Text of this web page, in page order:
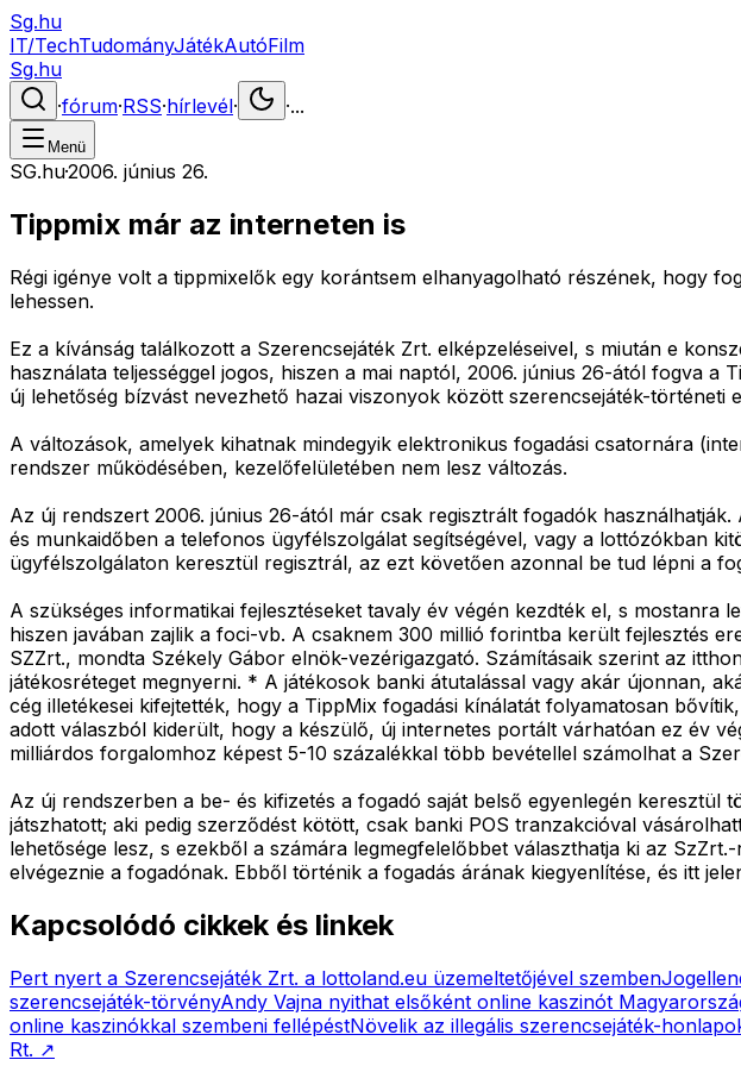
Sg.hu
IT/TechTudományJátékAutóFilm
Sg.hu
·fórum·RSS·hírlevél· ·...
Menü
SG.hu·2006. június 26.
Tippmix már az interneten is
Régi igénye volt a tippmixelők egy korántsem elhanyagolható részének, hogy
lehessen.
Ez a kívánság találkozott a Szerencsejáték Zrt. elképzeléseivel, s miután e
használata teljességgel jogos, hiszen a mai naptól, 2006. június 26-ától fogva
új lehetőség bízvást nevezhető hazai viszonyok között szerencsejáték-történeti
A változások, amelyek kihatnak mindegyik elektronikus fogadási csatornára
rendszer működésében, kezelőfelületében nem lesz változás.
Az új rendszert 2006. június 26-ától már csak regisztrált fogadók
és munkaidőben a telefonos ügyfélszolgálat segítségével, vagy a lottózókban
ügyfélszolgálaton keresztül regisztrál, az ezt követően azonnal be tud lépni a
A szükséges informatikai fejlesztéseket tavaly év végén kezdték el, s
hiszen javában zajlik a foci-vb. A csaknem 300 millió forintba került fejlesztés
SZZrt., mondta Székely Gábor elnök-vezérigazgató. Számításaik szerint az
játékosréteget megnyerni. * A játékosok banki átutalással vagy akár újonnan,
cég illetékesei kifejtették, hogy a TippMix fogadási kínálatát folyamatosan
adott válaszból kiderült, hogy a készülő, új internetes portált várhatóan ez év
milliárdos forgalomhoz képest 5-10 százalékkal több bevétellel számolhat a
Az új rendszerben a be- és kifizetés a fogadó saját belső egyenlegén
játszhatott; aki pedig szerződést kötött, csak banki POS tranzakcióval
lehetősége lesz, s ezekből a számára legmegfelelőbbet választhatja ki az
elvégeznie a fogadónak. Ebből történik a fogadás árának kiegyenlítése, és itt
Kapcsolódó cikkek és linkek
Pert nyert a Szerencsejáték Zrt. a lottoland.eu üzemeltetőjével szemben
szerencsejáték-törvényAndy Vajna nyithat elsőként online kaszinót
online kaszinókkal szembeni fellépéstNövelik az illegális szerencsejáték-
Rt. ↗